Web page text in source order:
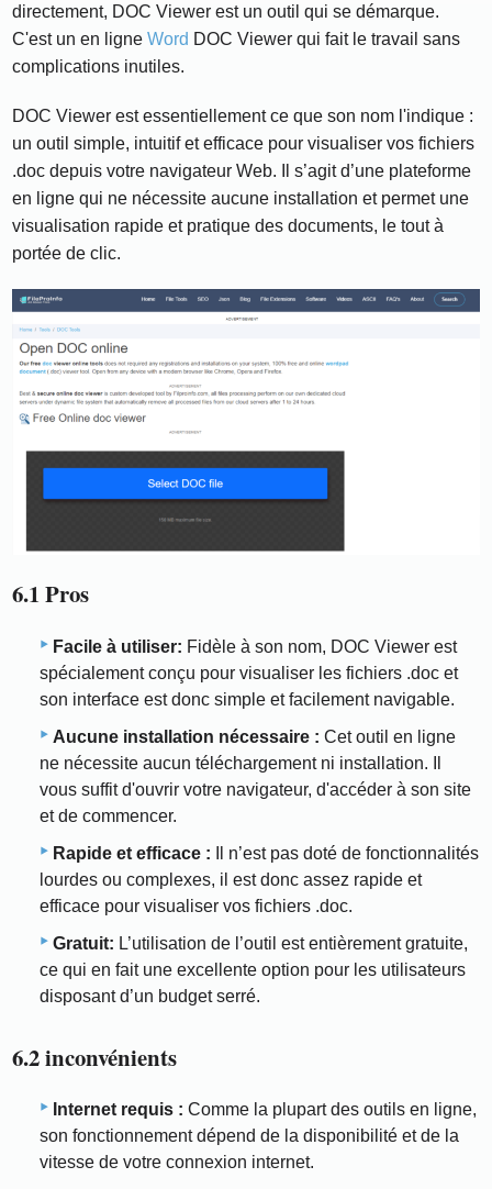
directement, DOC Viewer est un outil qui se démarque.
C'est un en ligneWord DOC Viewer qui fait le travail sans
complications inutiles.
DOC Viewer est essentiellement ce que son nom l'indique :
un outil simple, intuitif et efficace pour visualiser vos fichiers
.doc depuis votre navigateur Web. Il s’agit d’une plateforme
en ligne qui ne nécessite aucune installation et permet une
visualisation rapide et pratique des documents, le tout à
portée de clic.
6.1 Pros
Facile à utiliser: Fidèle à son nom, DOC Viewer est
spécialement conçu pour visualiser les fichiers .doc et
son interface est donc simple et facilement navigable.
Aucune installation nécessaire : Cet outil en ligne
ne nécessite aucun téléchargement ni installation. Il
vous suffit d'ouvrir votre navigateur, d'accéder à son site
et de commencer.
Rapide et efficace : Il n’est pas doté de fonctionnalités
lourdes ou complexes, il est donc assez rapide et
efficace pour visualiser vos fichiers .doc.
Gratuit: L’utilisation de l’outil est entièrement gratuite,
ce qui en fait une excellente option pour les utilisateurs
disposant d’un budget serré.
6.2 inconvénients
Internet requis : Comme la plupart des outils en ligne,
son fonctionnement dépend de la disponibilité et de la
vitesse de votre connexion internet.